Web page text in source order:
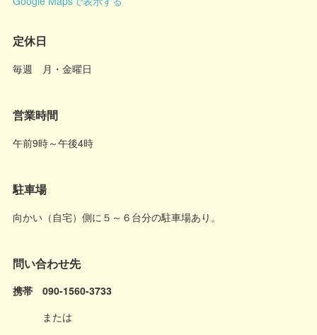
定休日
毎週 月・金曜日
営業時間
午前9時～午後4時
駐車場
向かい（自宅）側に５～６台分の駐車場あり。
問い合わせ先
携帯 090-1560-3733
または